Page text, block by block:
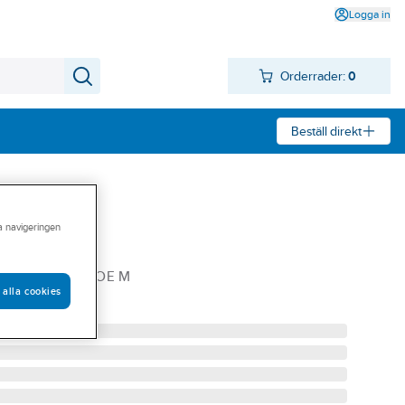
Logga in
Orderrader: 0
Beställ direkt
TAP SHOE M
navigeringen
alla cookies